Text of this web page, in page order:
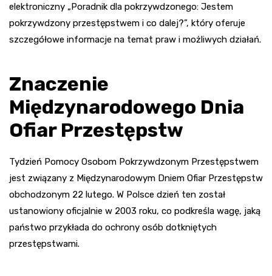
elektroniczny „Poradnik dla pokrzywdzonego: Jestem
pokrzywdzony przestępstwem i co dalej?”, który oferuje
szczegółowe informacje na temat praw i możliwych działań.
Znaczenie
Międzynarodowego Dnia
Ofiar Przestępstw
Tydzień Pomocy Osobom Pokrzywdzonym Przestępstwem
jest związany z Międzynarodowym Dniem Ofiar Przestępstw
obchodzonym 22 lutego. W Polsce dzień ten został
ustanowiony oficjalnie w 2003 roku, co podkreśla wagę, jaką
państwo przykłada do ochrony osób dotkniętych
przestępstwami.